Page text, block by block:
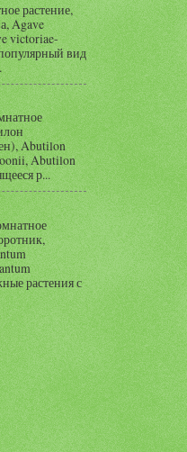
растение,
Agave
victoriae-
вид
Abutilon
Abutilon
р...
растения с